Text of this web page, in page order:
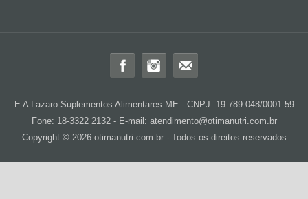
E A Lazaro Suplementos Alimentares ME - CNPJ: 19.789.048/0001-59
Fone: 18-3322 2132 - E-mail: atendimento@otimanutri.com.br
Copyright © 2026 otimanutri.com.br - Todos os direitos reservados